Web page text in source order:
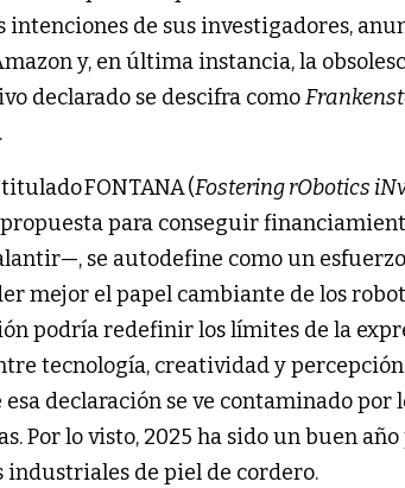
intenciones de sus investigadores,
y, en última instancia, la
declarado se descifra como
.
FONTANA(Fostering rObotics
para conseguir
se autodefine como un esfuerzo
mejor el papel cambiante de los
podría redefinir los límites de la
tecnología, creatividad y percepción
declaración se ve contaminado por
Por lo visto, 2025 ha sido un buen
industriales de piel de cordero.